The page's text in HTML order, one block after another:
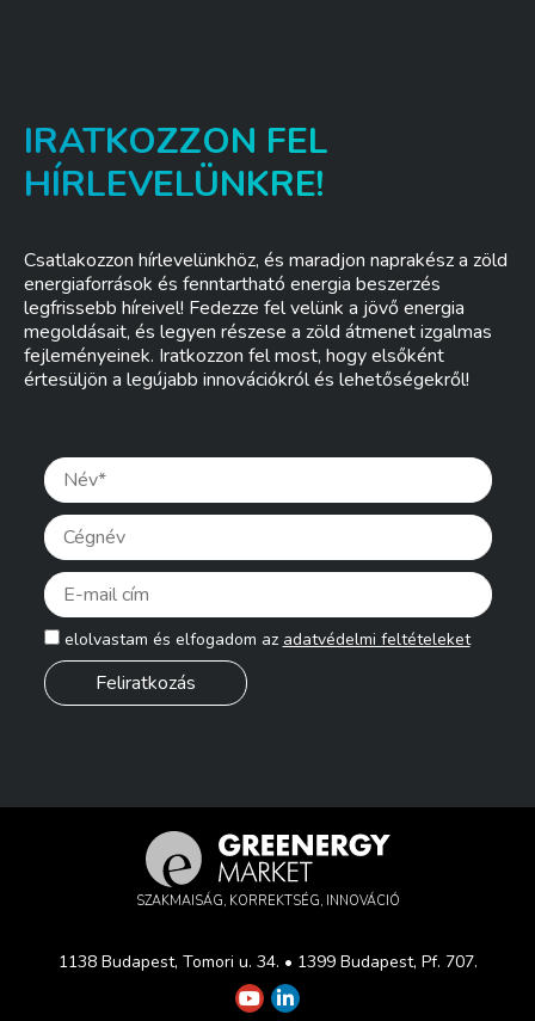
IRATKOZZON FEL
HÍRLEVELÜNKRE!
Csatlakozzon hírlevelünkhöz, és maradjon naprakész a zöld
energiaforrások és fenntartható energia beszerzés
legfrissebb híreivel! Fedezze fel velünk a jövő energia
megoldásait, és legyen részese a zöld átmenet izgalmas
fejleményeinek. Iratkozzon fel most, hogy elsőként
értesüljön a legújabb innovációkról és lehetőségekről!
elolvastam és elfogadom az adatvédelmi feltételeket
SZAKMAISÁG, KORREKTSÉG, INNOVÁCIÓ
1138 Budapest, Tomori u. 34. • 1399 Budapest, Pf. 707.